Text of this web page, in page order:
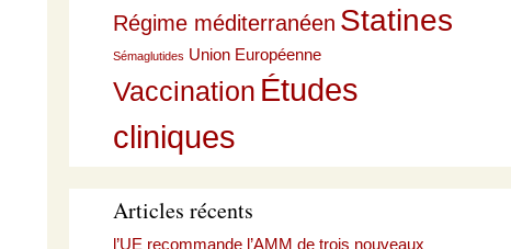
Régime méditerranéen Statines
Sémaglutides Union Européenne
Vaccination Études
cliniques
Articles récents
l’UE recommande l’AMM de trois nouveaux